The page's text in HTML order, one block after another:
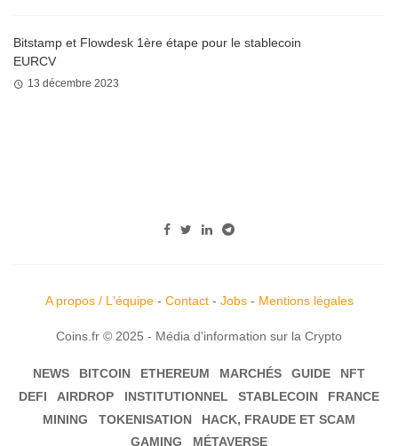
Bitstamp et Flowdesk 1ère étape pour le stablecoin
EURCV
13 décembre 2023
A propos / L'équipe- Contact- Jobs- Mentions légales
Coins.fr © 2025 - Média d'information sur la Crypto
NEWS BITCOIN ETHEREUM MARCHÉS GUIDE
NFT
DEFI
AIRDROP INSTITUTIONNEL STABLECOIN
FRANCE
MINING
TOKENISATION
HACK, FRAUDE ET SCAM
GAMING
MÉTAVERSE